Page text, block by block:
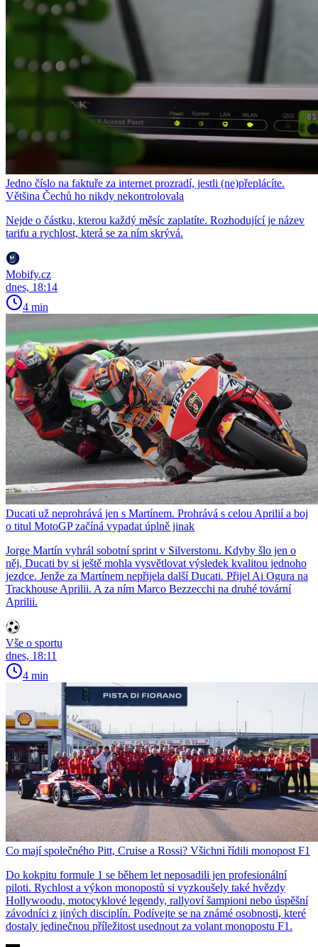
Jedno číslo na faktuře za internet prozradí, jestli (ne)přeplácíte.
Většina Čechů ho nikdy nekontrolovala
Nejde o částku, kterou každý měsíc zaplatíte. Rozhodující je název
tarifu a rychlost, která se za ním skrývá.
Mobify.cz
dnes, 18:14
4 min
Ducati už neprohrává jen s Martínem. Prohrává s celou Aprilií a boj
o titul MotoGP začíná vypadat úplně jinak
Jorge Martín vyhrál sobotní sprint v Silverstonu. Kdyby šlo jen o
něj, Ducati by si ještě mohla vysvětlovat výsledek kvalitou jednoho
jezdce. Jenže za Martínem nepřijela další Ducati. Přijel Ai Ogura na
Trackhouse Aprilii. A za ním Marco Bezzecchi na druhé tovární
Aprilii.
Vše o sportu
dnes, 18:11
4 min
Co mají společného Pitt, Cruise a Rossi? Všichni řídili monopost F1
Do kokpitu formule 1 se během let neposadili jen profesionální
piloti. Rychlost a výkon monopostů si vyzkoušely také hvězdy
Hollywoodu, motocyklové legendy, rallyoví šampioni nebo úspěšní
závodníci z jiných disciplín. Podívejte se na známé osobnosti, které
dostaly jedinečnou příležitost usednout za volant monopostu F1.